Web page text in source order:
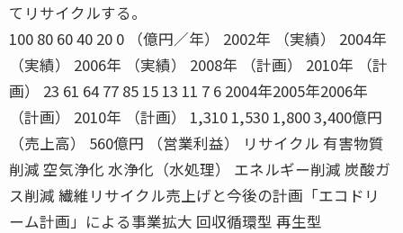
てリサイクルする。
100 80 60 40 20 0 （億円／年） 2002年 （実績） 2004年
（実績） 2006年 （実績） 2008年 （計画） 2010年 （計
画） 23 61 64 77 85 15 13 11 7 6 2004年2005年2006年
（計画） 2010年 （計画） 1,310 1,530 1,800 3,400億円
（売上高） 560億円 （営業利益） リサイクル 有害物質
削減 空気浄化 水浄化（水処理） エネルギー削減 炭酸ガ
ス削減 繊維リサイクル売上げと今後の計画「エコドリ
ーム計画」による事業拡大 回収循環型 再生型